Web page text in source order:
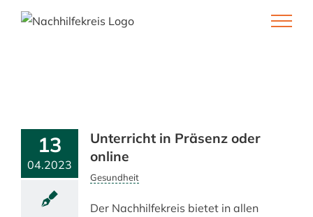
Skip
13
04.2023
Unterricht in Präsenz oder
online
Gesundheit
Der Nachhilfekreis bietet in allen